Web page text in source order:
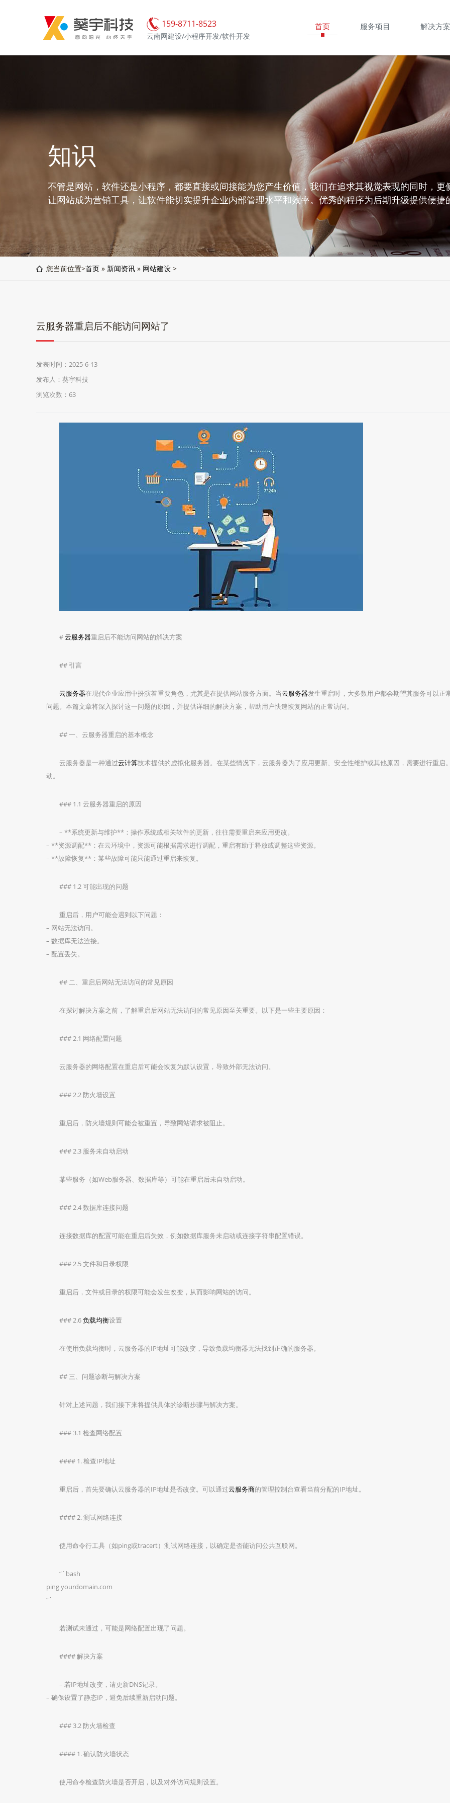
159-8711-8523
云南网建设/小程序开发/软件开发
首页 服务项目 解决方案
知识
不管是网站，软件还是小程序，都要直接或间接能为您产生价值，我们在追求其视觉表现的同时，
让网站成为营销工具，让软件能切实提升企业内部管理水平和效率。优秀的程序为后期升级提供便捷
您当前位置>首页 » 新闻资讯 » 网站建设 >
云服务器重启后不能访问网站了
发表时间：2025-6-13
发布人：葵宇科技
浏览次数：63
#云服务器重启后不能访问网站的解决方案
## 引言
云服务器在现代企业应用中扮演着重要角色，尤其是在提供网站服务方面。当云服务器发生重启时，大多数用户都会期望其服务可以
问题。本篇文章将深入探讨这一问题的原因，并提供详细的解决方案，帮助用户快速恢复网站的正常访问。
## 一、云服务器重启的基本概念
云服务器是一种通过云计算技术提供的虚拟化服务器。在某些情况下，云服务器为了应用更新、安全性维护或其他原因，需要进行重
动。
### 1.1 云服务器重启的原因
– **系统更新与维护**：操作系统或相关软件的更新，往往需要重启来应用更改。
– **资源调配**：在云环境中，资源可能根据需求进行调配，重启有助于释放或调整这些资源。
– **故障恢复**：某些故障可能只能通过重启来恢复。
### 1.2 可能出现的问题
重启后，用户可能会遇到以下问题：
– 网站无法访问。
– 数据库无法连接。
– 配置丢失。
## 二、重启后网站无法访问的常见原因
在探讨解决方案之前，了解重启后网站无法访问的常见原因至关重要。以下是一些主要原因：
### 2.1 网络配置问题
云服务器的网络配置在重启后可能会恢复为默认设置，导致外部无法访问。
### 2.2 防火墙设置
重启后，防火墙规则可能会被重置，导致网站请求被阻止。
### 2.3 服务未自动启动
某些服务（如Web服务器、数据库等）可能在重启后未自动启动。
### 2.4 数据库连接问题
连接数据库的配置可能在重启后失效，例如数据库服务未启动或连接字符串配置错误。
### 2.5 文件和目录权限
重启后，文件或目录的权限可能会发生改变，从而影响网站的访问。
### 2.6负载均衡设置
在使用负载均衡时，云服务器的IP地址可能改变，导致负载均衡器无法找到正确的服务器。
## 三、问题诊断与解决方案
针对上述问题，我们接下来将提供具体的诊断步骤与解决方案。
### 3.1 检查网络配置
#### 1. 检查IP地址
重启后，首先要确认云服务器的IP地址是否改变。可以通过云服务商的管理控制台查看当前分配的IP地址。
#### 2. 测试网络连接
使用命令行工具（如ping或tracert）测试网络连接，以确定是否能访问公共互联网。
“`bash
ping yourdomain.com
“`
若测试未通过，可能是网络配置出现了问题。
#### 解决方案
– 若IP地址改变，请更新DNS记录。
– 确保设置了静态IP，避免后续重新启动问题。
### 3.2 防火墙检查
#### 1. 确认防火墙状态
使用命令检查防火墙是否开启，以及对外访问规则设置。